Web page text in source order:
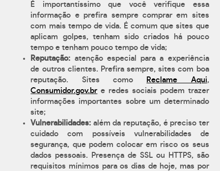
É importantíssimo que você verifique essa
informação e prefira sempre comprar em sites
com mais tempo de vida. É comum que sites que
aplicam golpes, tenham sido criados há pouco
tempo e tenham pouco tempo de vida;
Reputação: atenção especial para a experiência
de outros clientes. Prefira sempre, sites com boa
reputação. Sites como
Reclame Aqui,
Consumidor.gov.br e redes sociais podem trazer
informações importantes sobre um determinado
site;
Vulnerabilidades: além da reputação, é preciso ter
cuidado com possíveis vulnerabilidades de
segurança, que podem colocar em risco os seus
dados pessoais. Presença de SSL ou HTTPS, são
requisitos mínimos para os dias de hoje, mas por